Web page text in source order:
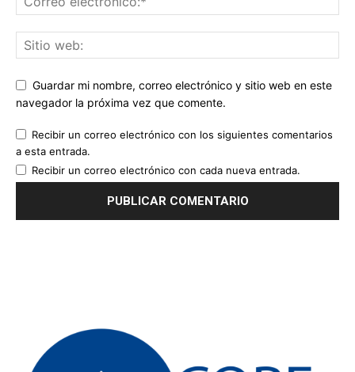
Guardar mi nombre, correo electrónico y sitio web en este
navegador la próxima vez que comente.
Recibir un correo electrónico con los siguientes comentarios
a esta entrada.
Recibir un correo electrónico con cada nueva entrada.